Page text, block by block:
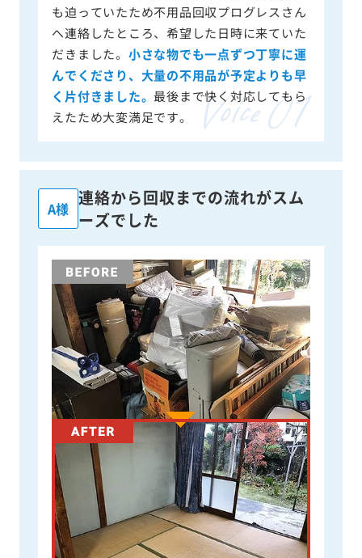
も迫っていたため不用品回収プログレスさん
へ連絡したところ、希望した日時に来ていた
だきました。 小さな物でも一点ずつ丁寧に運
んでくださり、大量の不用品が予定よりも早
く片付きました。 最後まで快く対応してもら
えたため大変満足です。
A様
連絡から回収までの流れがスム
ーズでした